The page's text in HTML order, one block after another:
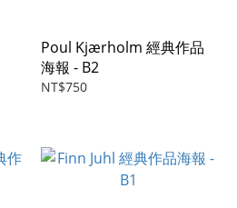
Poul Kjærholm 經典作品
海報 - B2
NT$750